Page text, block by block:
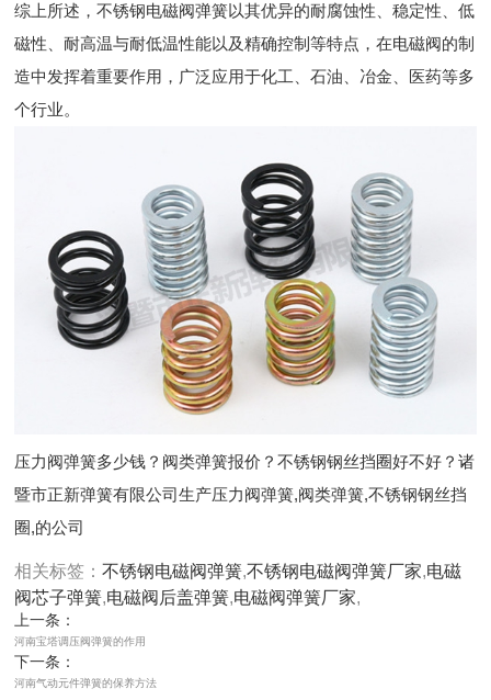
综上所述，不锈钢电磁阀弹簧以其优异的耐腐蚀性、稳定性、低
磁性、耐高温与耐低温性能以及精确控制等特点，在电磁阀的制
造中发挥着重要作用，广泛应用于化工、石油、冶金、医药等多
个行业。
压力阀弹簧多少钱？阀类弹簧报价？不锈钢钢丝挡圈好不好？诸
暨市正新弹簧有限公司生产压力阀弹簧,阀类弹簧,不锈钢钢丝挡
圈,的公司
相关标签：不锈钢电磁阀弹簧,不锈钢电磁阀弹簧厂家,电磁
阀芯子弹簧,电磁阀后盖弹簧,电磁阀弹簧厂家,
上一条：
河南宝塔调压阀弹簧的作用
下一条：
河南气动元件弹簧的保养方法